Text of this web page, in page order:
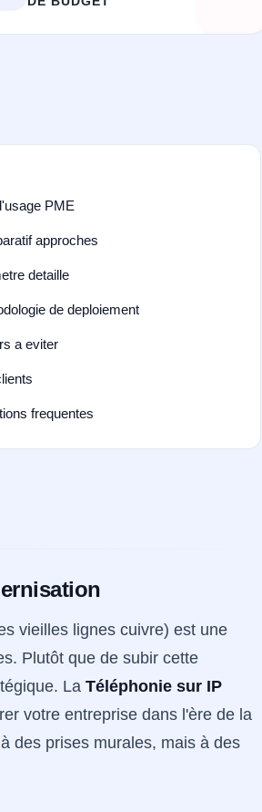
PME
approches
detaille
de deploiement
a eviter
frequentes
vieilles lignes cuivre) est une
Plutôt que de subir cette
La Téléphonie sur IP
votre entreprise dans l'ère de la
des prises murales, mais à des